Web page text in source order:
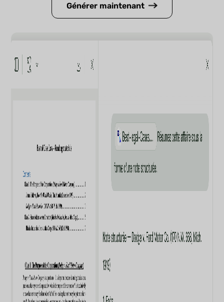
Générer maintenant